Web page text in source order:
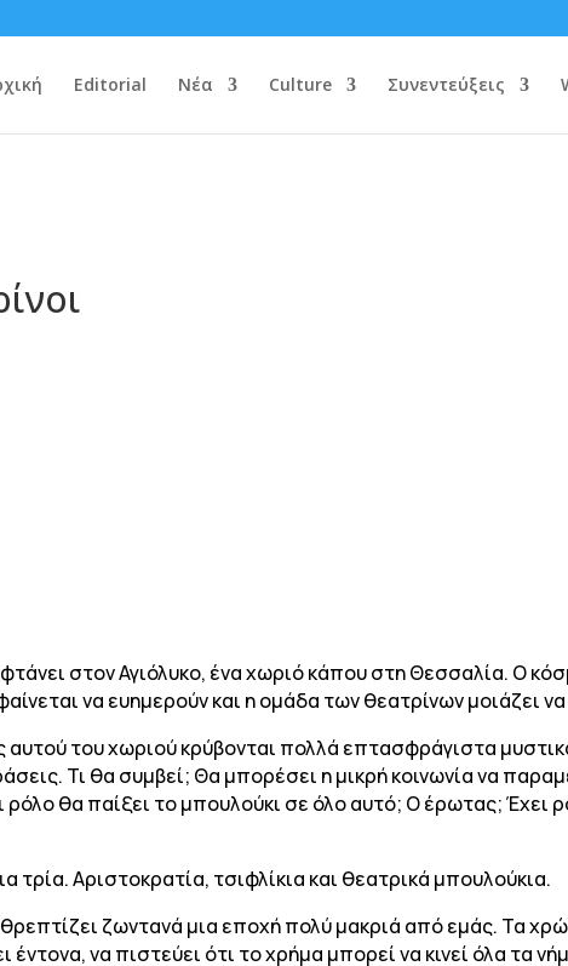
Editorial Νέα Culture Συνεντεύξεις
στον Αγιόλυκο, ένα χωριό κάπου στη Θεσσαλία. Ο
να ευημερούν και η ομάδα των θεατρίνων μοιάζει
του χωριού κρύβονται πολλά επτασφράγιστα
Τι θα συμβεί; Θα μπορέσει η μικρή κοινωνία να
ρόλο θα παίξει το μπουλούκι σε όλο αυτό; Ο έρωτας; Έχει
τρία. Αριστοκρατία, τσιφλίκια και θεατρικά μπουλούκια.
ζωντανά μια εποχή πολύ μακριά από εμάς. Τα
έντονα, να πιστεύει ότι το χρήμα μπορεί να κινεί όλα τα